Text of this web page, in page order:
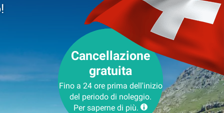
Cancellazione
gratuita
Fino a 24 ore prima dell'inizio
del periodo di noleggio.
Per saperne di più.